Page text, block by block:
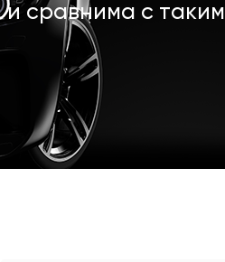
и сравнима с